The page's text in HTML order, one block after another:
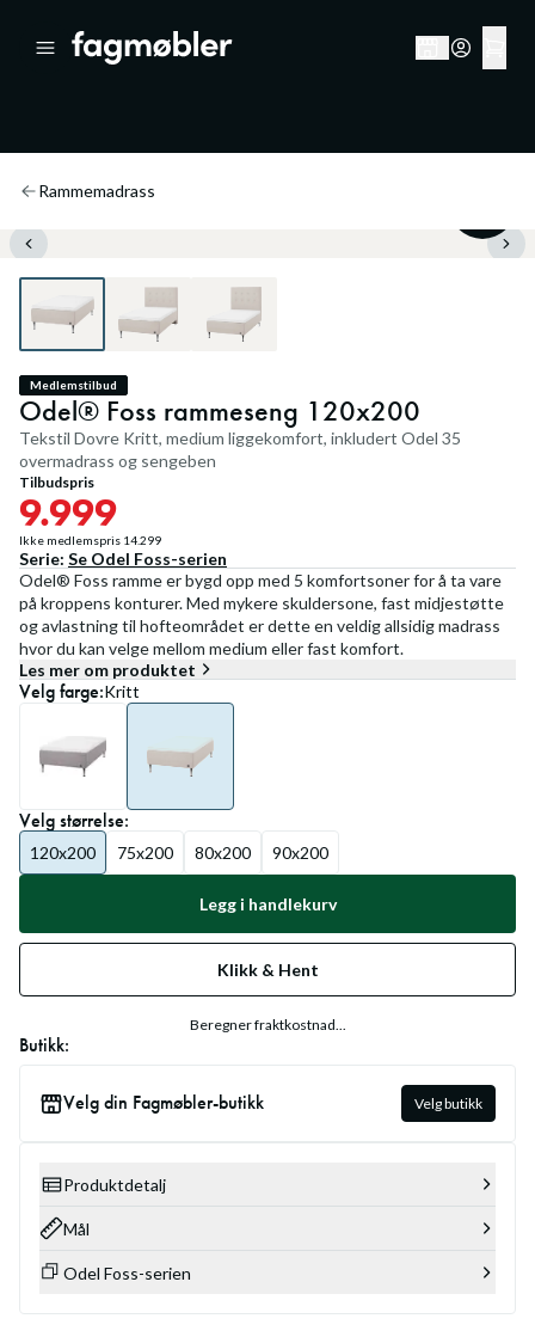
Rammemadrass
Medlemstilbud
Odel® Foss rammeseng 120x200
Tekstil Dovre Kritt, medium liggekomfort, inkludert Odel 35
overmadrass og sengeben
Tilbudspris
9.999
Ikke medlemspris 14.299
Serie: Se Odel Foss-serien
Odel® Foss ramme er bygd opp med 5 komfortsoner for å ta vare
på kroppens konturer. Med mykere skuldersone, fast midjestøtte
og avlastning til hofteområdet er dette en veldig allsidig madrass
hvor du kan velge mellom medium eller fast komfort.
Les mer om produktet
Velgfarge:Kritt
Velgstørrelse:
120x200 75x200 80x200 90x200
Legg i handlekurv
Klikk & Hent
Beregner fraktkostnad...
Butikk:
Velg din Fagmøbler-butikk Velg butikk
Produktdetalj
Mål
Odel Foss-serien